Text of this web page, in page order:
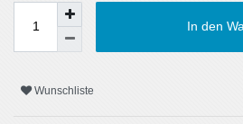
In den
Wunschliste